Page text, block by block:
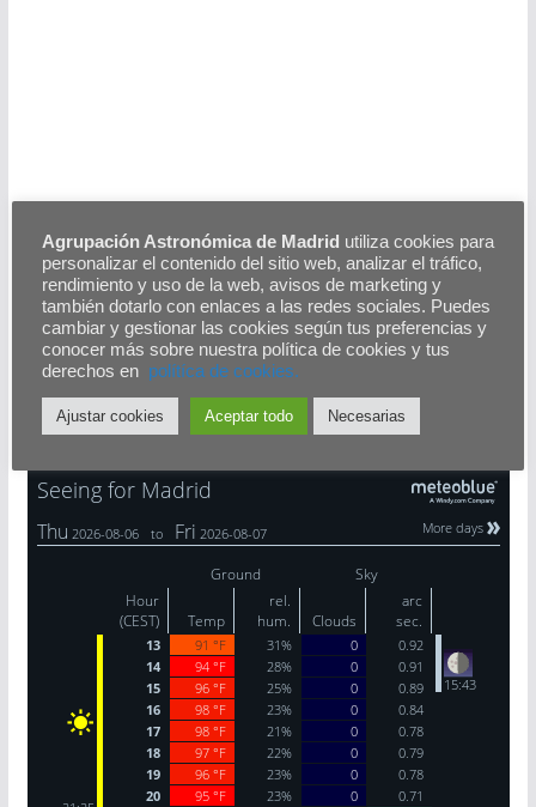
El tiempo
Agrupación Astronómica de Madrid utiliza cookies para
personalizar el contenido del sitio web, analizar el tráfico,
rendimiento y uso de la web, avisos de marketing y
también dotarlo con enlaces a las redes sociales. Puedes
cambiar y gestionar las cookies según tus preferencias y
conocer más sobre nuestra política de cookies y tus
derechos en polítíca de cookies.
Ajustar cookies Aceptar todo Necesarias